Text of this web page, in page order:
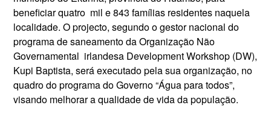
beneficiar quatro mil e 843 famílias residentes naquela
localidade. O projecto, segundo o gestor nacional do
programa de saneamento da Organização Não
Governamental irlandesa Development Workshop (DW),
Kupi Baptista, será executado pela sua organização, no
quadro do programa do Governo “Água para todos”,
visando melhorar a qualidade de vida da população.